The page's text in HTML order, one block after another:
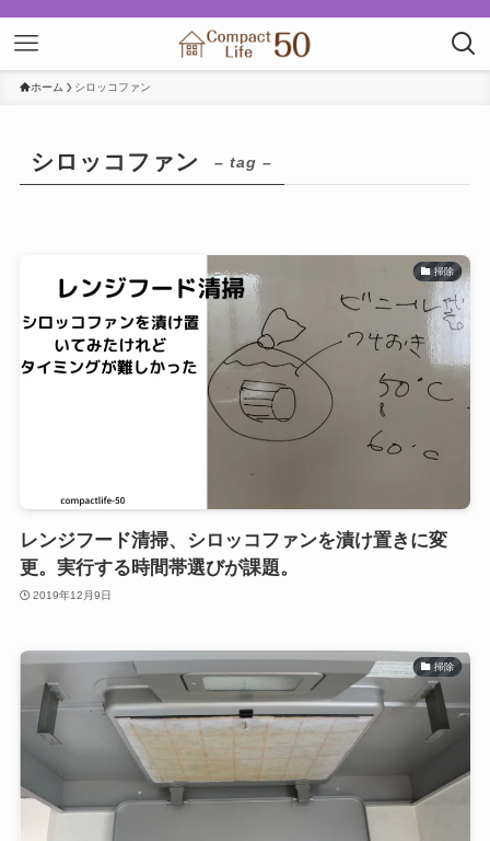
ホーム シロッコファン
シロッコファン – tag –
掃除
レンジフード清掃、シロッコファンを漬け置きに変
更。実行する時間帯選びが課題。
2019年12月9日
掃除